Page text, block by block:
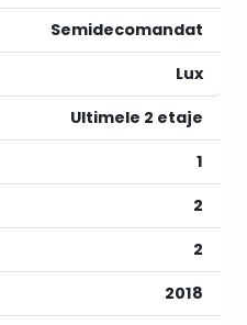
Semidecomandat
Lux
Ultimele 2 etaje
1
2
2
2018